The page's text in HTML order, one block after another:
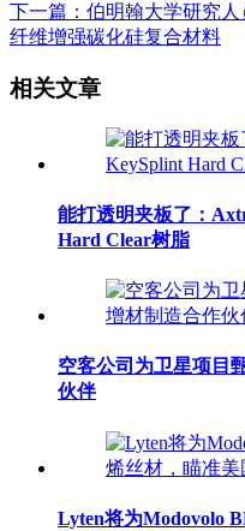
下一篇：伯明翰大学研究
纤维增强碳化硅复合材料
相关文章
能打透明夹板了：
Hard Clear树脂
空客公司为卫星项目
伙伴
Lyten将为Modovolo